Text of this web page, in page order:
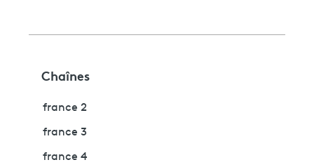
Chaînes
france 2
france 3
france 4